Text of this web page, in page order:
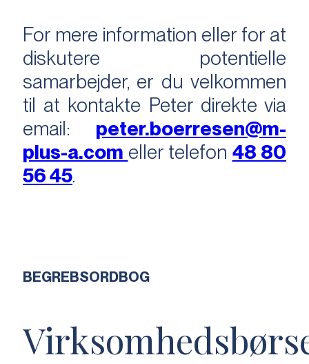
For mere information eller for at
diskutere potentielle
samarbejder, er du velkommen
til at kontakte Peter direkte via
email: peter.boerresen@m-
plus-a.com eller telefon 48 80
56 45.
BEGREBSORDBOG